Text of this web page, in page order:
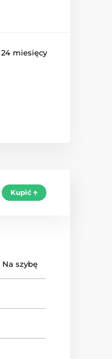
24 miesięcy
Kupić
Na szybę